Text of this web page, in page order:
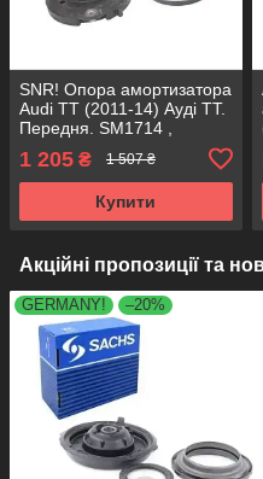
SNR! Опора амортизатора
Audi TT (2011-14) Ауді ТТ.
Передня. SM1714 ,
802417 , KB657.18 , VKDA
35122
1 205 ₴ 1 507 ₴
Купити
Акційні пропозиції та
GERMANY! –20%